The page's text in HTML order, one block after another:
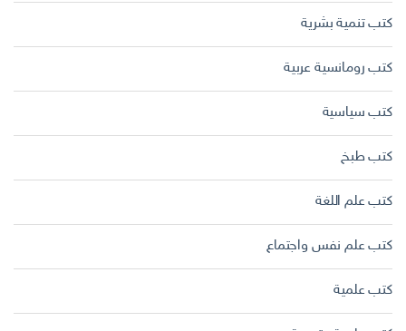
كتب تنمية بشرية
كتب رومانسية عربية
كتب سياسية
كتب طبخ
كتب علم اللغة
كتب علم نفس واجتماع
كتب علمية